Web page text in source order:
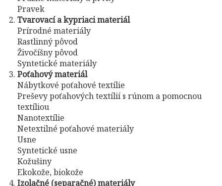
Pravek
Tvarovací a kypriaci materiál
Prírodné materiály
Rastlinný pôvod
Živočíšny pôvod
Syntetické materiály
Poťahový materiál
Nábytkové poťahové textílie
Preševy poťahových textílií s rúnom a pomocnou
textíliou
Nanotextílie
Netextilné poťahové materiály
Usne
Syntetické usne
Kožušiny
Ekokože, biokože
Izolačné (separačné) materiály